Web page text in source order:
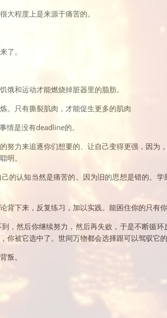
大程度上是来源于痛苦的。
了。
饿和运动才能燃烧掉脏器里的脂肪。
。只有撕裂肌肉，才能促生更多的肌肉
情是没有deadline的。
努力来追逐你们想要的、让自己变得更强，因为
明。
的认知当然是痛苦的。因为旧的思想是错的。学
下来，反复练习，加以实践。能困住你的只有你
，然后你继续努力，然后再失败，于是不断循
你被它选中了。世间万物都会选择跟可以驾驭它的
叛。